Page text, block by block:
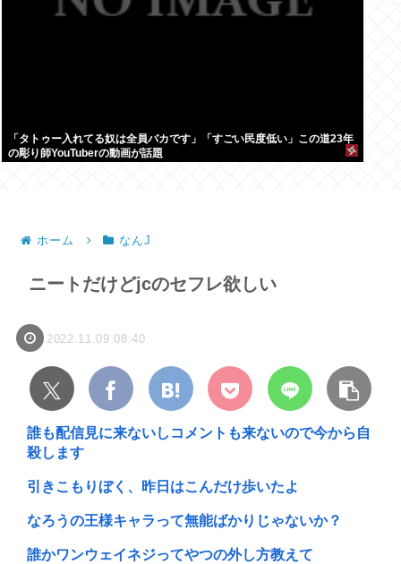
「タトゥー入れてる奴は全員バカです」「すごい民度低い」この道23年
の彫り師YouTuberの動画が話題
ホーム なんJ
ニートだけどjcのセフレ欲しい
2022.11.09 08:40
誰も配信見に来ないしコメントも来ないので今から自
殺します
引きこもりぼく、昨日はこんだけ歩いたよ
なろうの王様キャラって無能ばかりじゃないか？
誰かワンウェイネジってやつの外し方教えて